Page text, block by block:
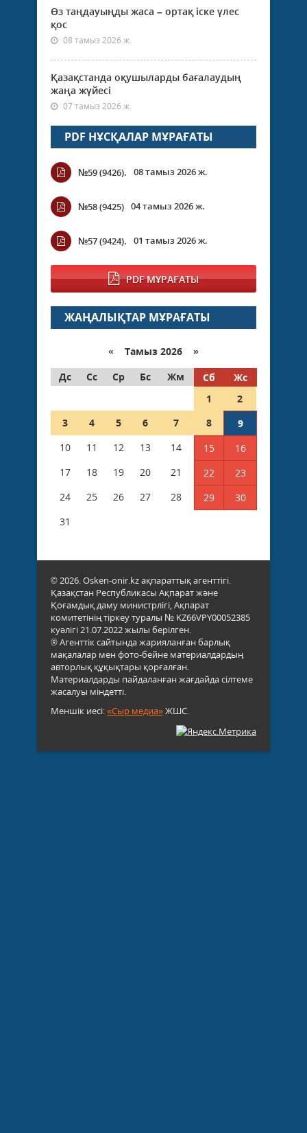
Өз таңдауыңды жаса – ортақ іске үлес
қос
08 тамыз 2026 ж.
Қазақстанда оқушыларды бағалаудың
жаңа жүйесі
07 тамыз 2026 ж.
PDF НҰСҚАЛАР МҰРАҒАТЫ
№59 (9426). 08 тамыз 2026 ж.
№58 (9425) 04 тамыз 2026 ж.
№57 (9424). 01 тамыз 2026 ж.
PDF МҰРАҒАТЫ
ЖАҢАЛЫҚТАР МҰРАҒАТЫ
« Тамыз 2026 »
Дс
Сс Ср Бс Жм Сб
Жс
1
2
3
4 5 6 7 8
9
10
11 12 13 14 15
16
17
18 19 20 21 22
23
24
25 26 27 28 29
30
31
© 2026. Osken-onir.kz ақпараттық агенттігі.
Қазақстан Республикасы Ақпарат және
Қоғамдық даму министрлігі, Ақпарат
комитетінің тіркеу туралы № KZ66VPY00052385
куәлігі 21.07.2022 жылы берілген.
® Агенттік сайтында жарияланған барлық
мақалалар мен фото-бейне материалдардың
авторлық құқықтары қорғалған.
Материалдарды пайдаланған жағдайда сілтеме
жасалуы міндетті.
Меншік иесі:«Сыр медиа»ЖШС.